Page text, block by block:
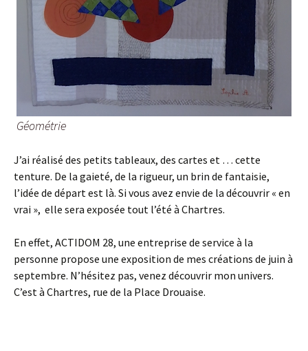
Géométrie
J’ai réalisé des petits tableaux, des cartes et … cette
tenture. De la gaieté, de la rigueur, un brin de fantaisie,
l’idée de départ est là. Si vous avez envie de la découvrir « en
vrai », elle sera exposée tout l’été à Chartres.
En effet, ACTIDOM 28, une entreprise de service à la
personne propose une exposition de mes créations de juin à
septembre. N’hésitez pas, venez découvrir mon univers.
C’est à Chartres, rue de la Place Drouaise.